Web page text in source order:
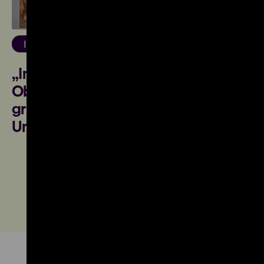
Inside DHM
„In der Sammlungsarbeit und der
Objektforschung geht es
grundsätzlich um die historischen
Umstände der Entstehung“